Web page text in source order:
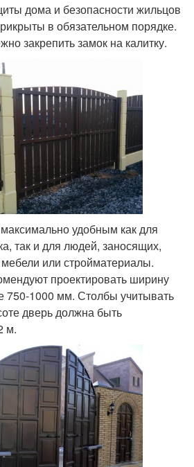
дома и безопасности жильцов
в обязательном порядке.
закрепить замок на калитку.
удобным как для
так и для людей, заносящих,
или стройматериалы.
проектировать ширину
750-1000 мм. Столбы учитывать
дверь должна быть
м.